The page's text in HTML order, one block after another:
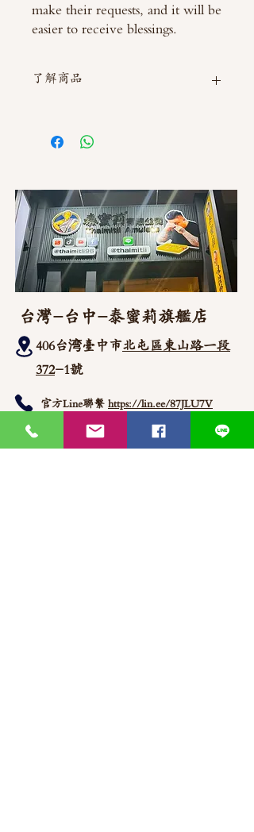
make their requests, and it will be
easier to receive blessings.
了解商品
台灣-台中-泰蜜莉旗艦店
406台湾臺中市北屯區東山路一段
372-1號
官方Line聯繫 https://lin.ee/87JLU7V
WhatsApp 聯繫
+886900383383Nick